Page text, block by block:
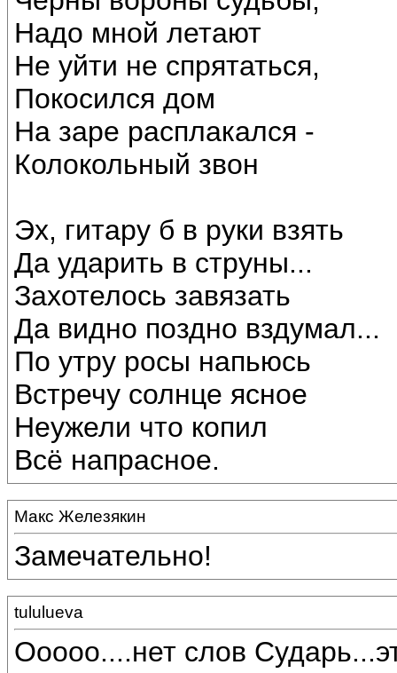
Надо мной летают
Не уйти не спрятаться,
Покосился дом
На заре расплакался -
Колокольный звон
Эх, гитару б в руки взять
Да ударить в струны...
Захотелось завязать
Да видно поздно вздумал...
По утру росы напьюсь
Встречу солнце ясное
Неужели что копил
Всё напрасное.
Макс Железякин
Замечательно!
tululueva
Ооооо....нет слов